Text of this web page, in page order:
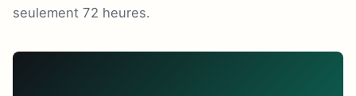
seulement 72 heures.